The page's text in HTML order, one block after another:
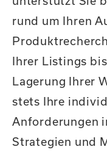
rund um Ihren
Ihrer Listings
Lagerung Ihrer
stets Ihre
Anforderungen
Strategien und